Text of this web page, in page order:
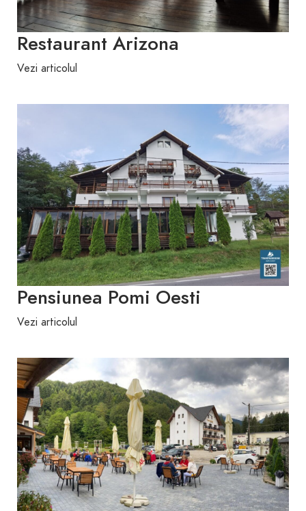
Restaurant Arizona
Vezi articolul
Pensiunea Pomi Oesti
Vezi articolul